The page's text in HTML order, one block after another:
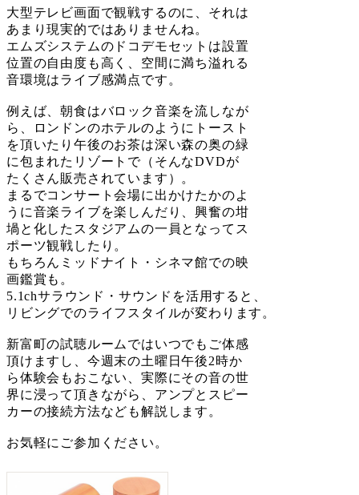
大型テレビ画面で観戦するのに、それは
あまり現実的ではありませんね。
エムズシステムのドコデモセットは設置
位置の自由度も高く、空間に満ち溢れる
音環境はライブ感満点です。
例えば、朝食はバロック音楽を流しなが
ら、ロンドンのホテルのようにトースト
を頂いたり午後のお茶は深い森の奥の緑
に包まれたリゾートで（そんなDVDが
たくさん販売されています）。
まるでコンサート会場に出かけたかのよ
うに音楽ライブを楽しんだり、興奮の坩
堝と化したスタジアムの一員となってス
ポーツ観戦したり。
もちろんミッドナイト・シネマ館での映
画鑑賞も。
5.1chサラウンド・サウンドを活用すると、
リビングでのライフスタイルが変わります。
新富町の試聴ルームではいつでもご体感
頂けますし、今週末の土曜日午後2時か
ら体験会もおこない、実際にその音の世
界に浸って頂きながら、アンプとスピー
カーの接続方法なども解説します。
お気軽にご参加ください。